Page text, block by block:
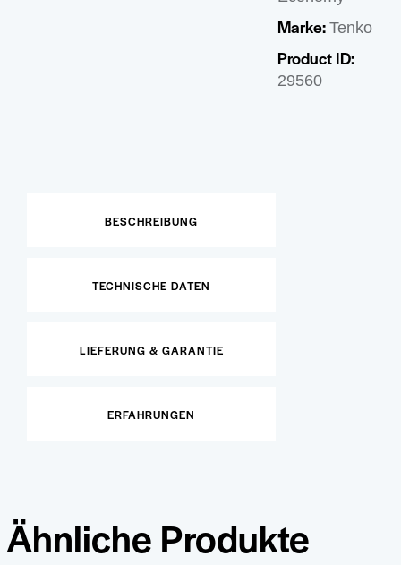
Marke: Tenko
Product ID:
29560
BESCHREIBUNG
TECHNISCHE DATEN
LIEFERUNG & GARANTIE
ERFAHRUNGEN
Ähnliche Produkte